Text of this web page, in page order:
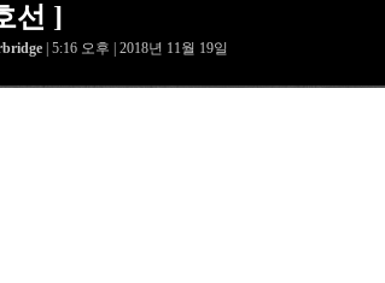
선 ]
| 5:16 오후 | 2018년 11월 19일